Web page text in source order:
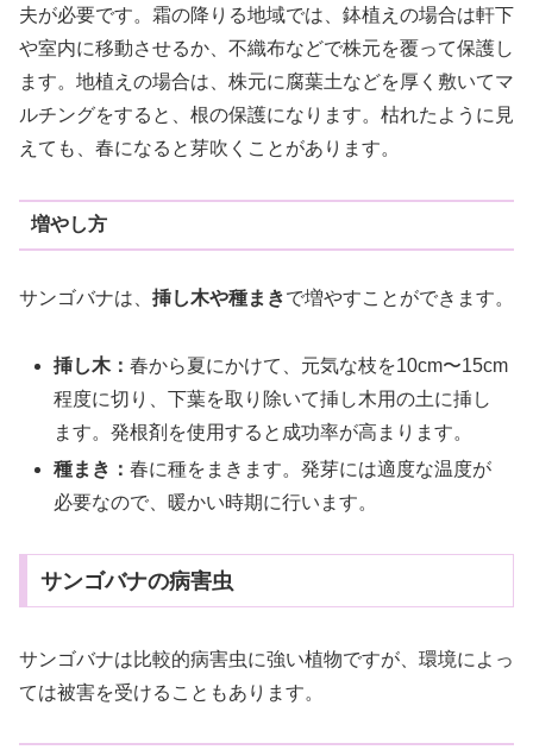
夫が必要です。霜の降りる地域では、鉢植えの場合は軒下
や室内に移動させるか、不織布などで株元を覆って保護し
ます。地植えの場合は、株元に腐葉土などを厚く敷いてマ
ルチングをすると、根の保護になります。枯れたように見
えても、春になると芽吹くことがあります。
増やし方
サンゴバナは、 挿し木や種まきで増やすことができます。
挿し木：春から夏にかけて、元気な枝を10cm〜15cm
程度に切り、下葉を取り除いて挿し木用の土に挿し
ます。発根剤を使用すると成功率が高まります。
種まき：春に種をまきます。発芽には適度な温度が
必要なので、暖かい時期に行います。
サンゴバナの病害虫
サンゴバナは比較的病害虫に強い植物ですが、環境によっ
ては被害を受けることもあります。